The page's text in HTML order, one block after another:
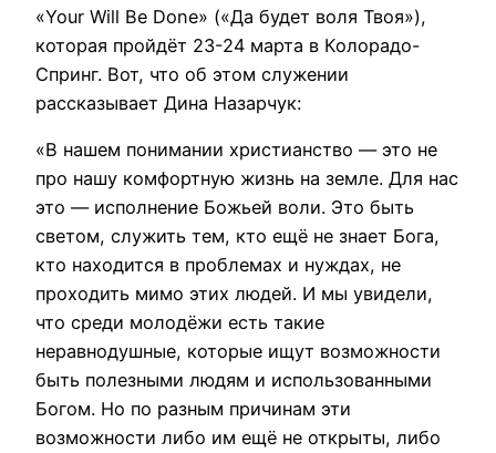
«Your Will Be Done» («Да будет воля Твоя»),
которая пройдёт 23-24 марта в Колорадо-
Спринг. Вот, что об этом служении
рассказывает Дина Назарчук:
«В нашем понимании христианство — это не
про нашу комфортную жизнь на земле. Для нас
это — исполнение Божьей воли. Это быть
светом, служить тем, кто ещё не знает Бога,
кто находится в проблемах и нуждах, не
проходить мимо этих людей. И мы увидели,
что среди молодёжи есть такие
неравнодушные, которые ищут возможности
быть полезными людям и использованными
Богом. Но по разным причинам эти
возможности либо им ещё не открыты, либо